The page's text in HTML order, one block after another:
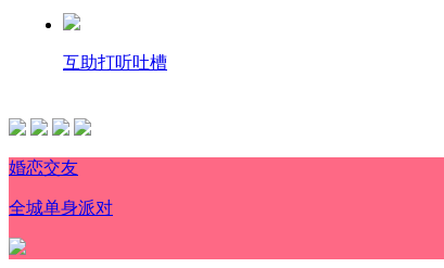
互助打听吐槽
婚恋交友
全城单身派对